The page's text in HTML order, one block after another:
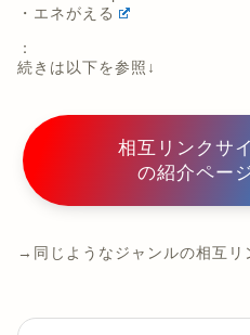
・エネがえる
：
続きは以下を参照↓
相互リンクサ
の紹介ペー
→同じようなジャンルの相互リ